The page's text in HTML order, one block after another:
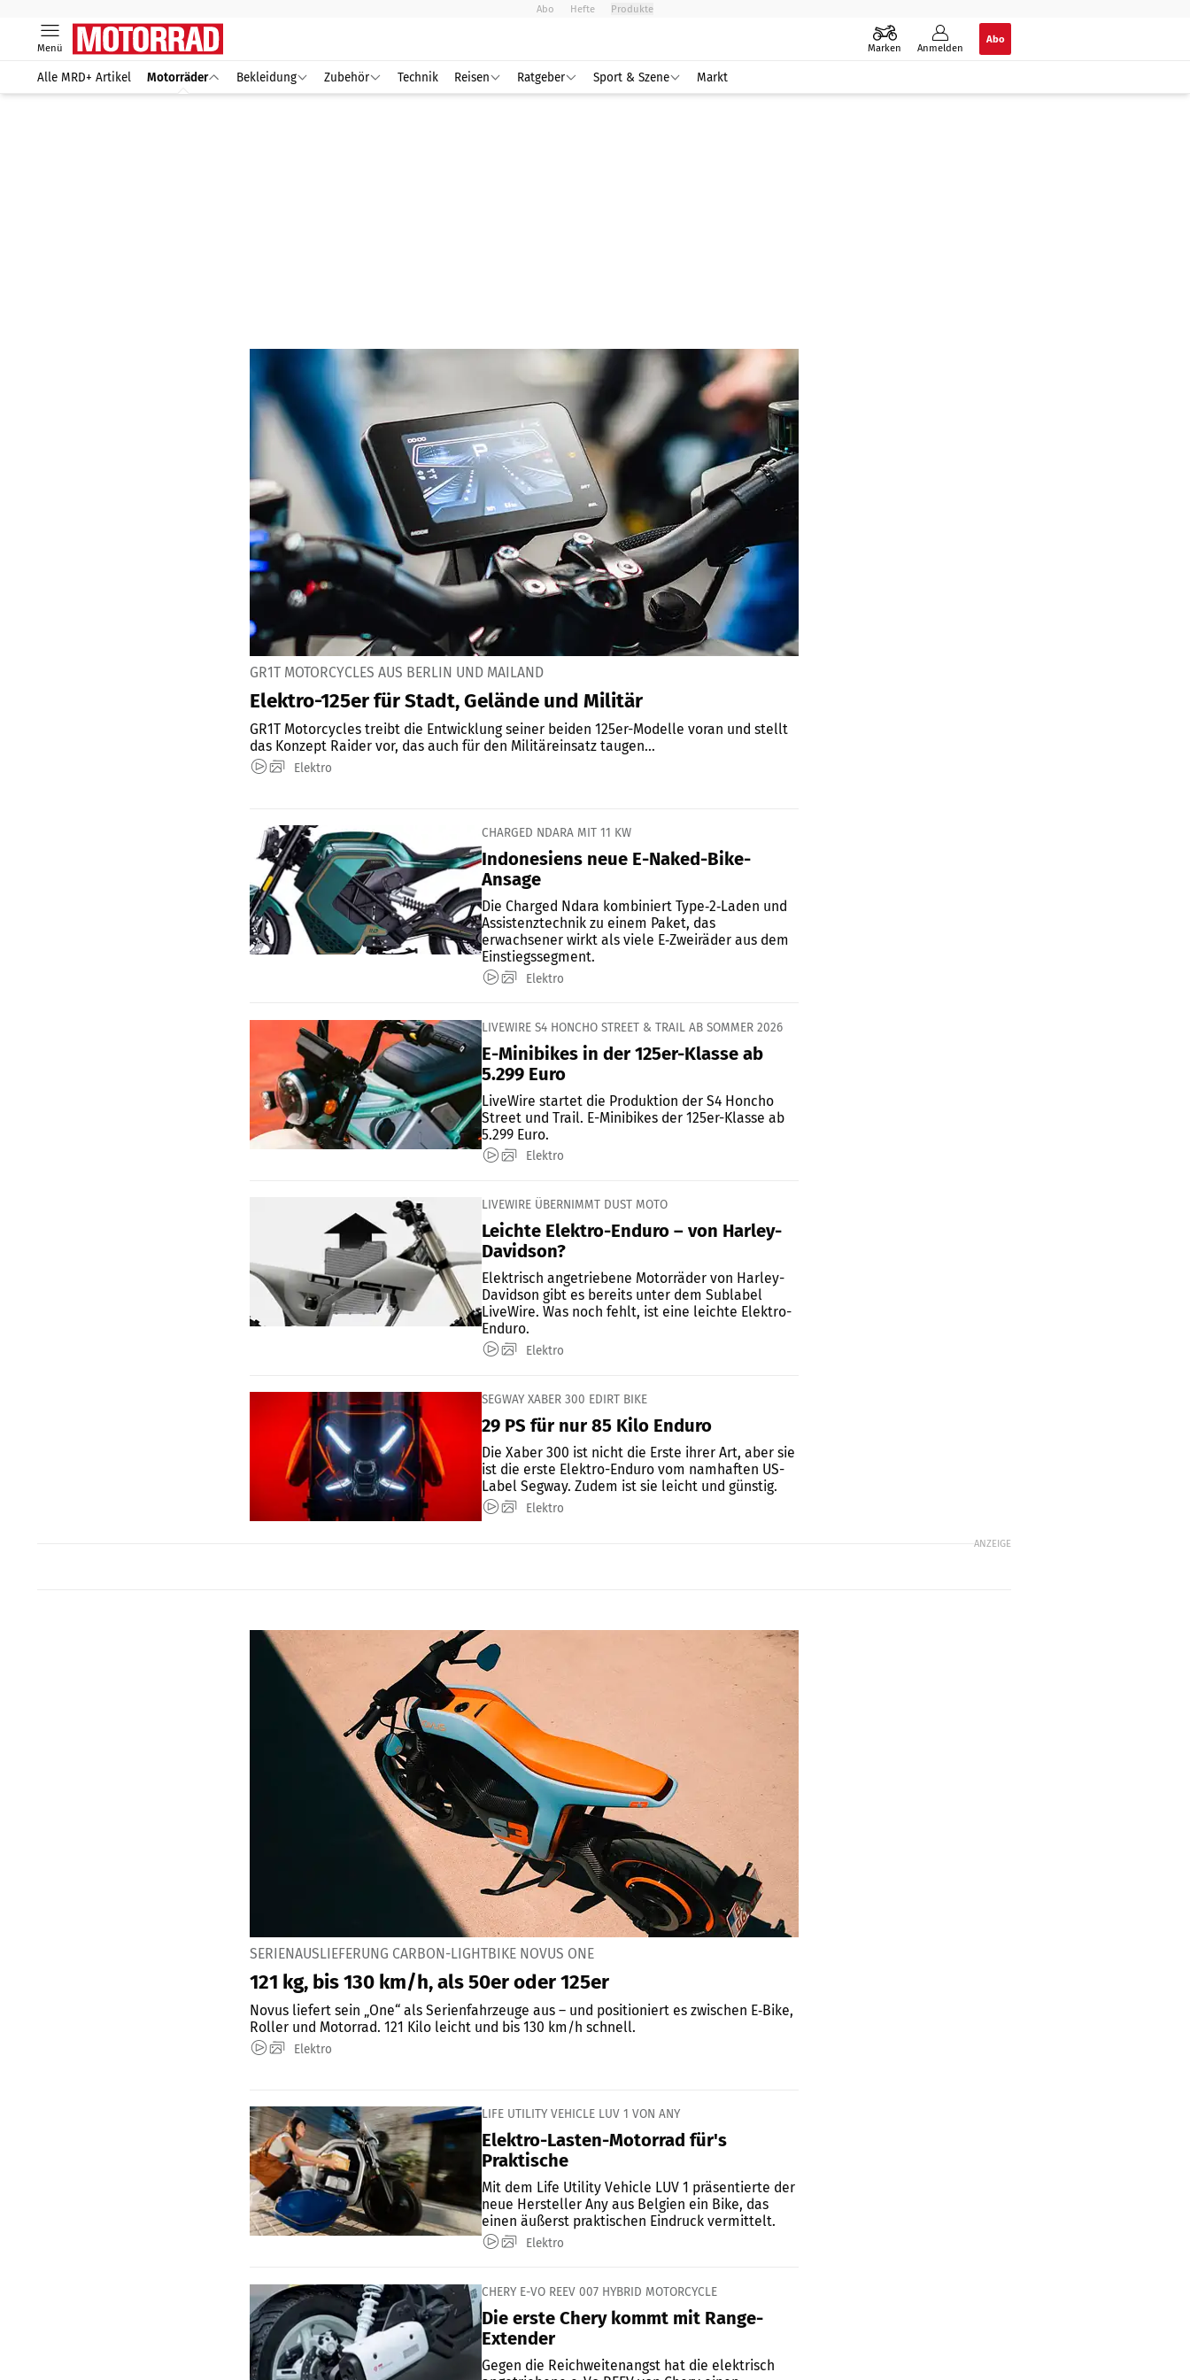
Abo Hefte Produkte
Marken Anmelden
Abo
Menü
Alle MRD+ Artikel Motorräder Bekleidung Zubehör Technik Reisen Ratgeber Sport & Szene Markt
GR1T MOTORCYCLES AUS BERLIN UND MAILAND
Elektro-125er für Stadt, Gelände und Militär
GR1T Motorcycles treibt die Entwicklung seiner beiden 125er-Modelle voran und stellt
das Konzept Raider vor, das auch für den Militäreinsatz taugen...
Elektro
CHARGED NDARA MIT 11 KW
Indonesiens neue E-Naked-Bike-
Ansage
Die Charged Ndara kombiniert Type‑2‑Laden und
Assistenztechnik zu einem Paket, das
erwachsener wirkt als viele E‑Zweiräder aus dem
Einstiegssegment.
Elektro
LIVEWIRE S4 HONCHO STREET & TRAIL AB SOMMER 2026
E-Minibikes in der 125er-Klasse ab
5.299 Euro
LiveWire startet die Produktion der S4 Honcho
Street und Trail. E-Minibikes der 125er-Klasse ab
5.299 Euro.
Elektro
LIVEWIRE ÜBERNIMMT DUST MOTO
Leichte Elektro-Enduro – von Harley-
Davidson?
Elektrisch angetriebene Motorräder von Harley-
Davidson gibt es bereits unter dem Sublabel
LiveWire. Was noch fehlt, ist eine leichte Elektro-
Enduro.
Elektro
SEGWAY XABER 300 EDIRT BIKE
29 PS für nur 85 Kilo Enduro
Die Xaber 300 ist nicht die Erste ihrer Art, aber sie
ist die erste Elektro-Enduro vom namhaften US-
Label Segway. Zudem ist sie leicht und günstig.
Elektro
ANZEIGE
SERIENAUSLIEFERUNG CARBON-LIGHTBIKE NOVUS ONE
121 kg, bis 130 km/h, als 50er oder 125er
Novus liefert sein „One“ als Serienfahrzeuge aus – und positioniert es zwischen E‑Bike,
Roller und Motorrad. 121 Kilo leicht und bis 130 km/h schnell.
Elektro
LIFE UTILITY VEHICLE LUV 1 VON ANY
Elektro-Lasten-Motorrad für's
Praktische
Mit dem Life Utility Vehicle LUV 1 präsentierte der
neue Hersteller Any aus Belgien ein Bike, das
einen äußerst praktischen Eindruck vermittelt.
Elektro
CHERY E-VO REEV 007 HYBRID MOTORCYCLE
Die erste Chery kommt mit Range-
Extender
Gegen die Reichweitenangst hat die elektrisch